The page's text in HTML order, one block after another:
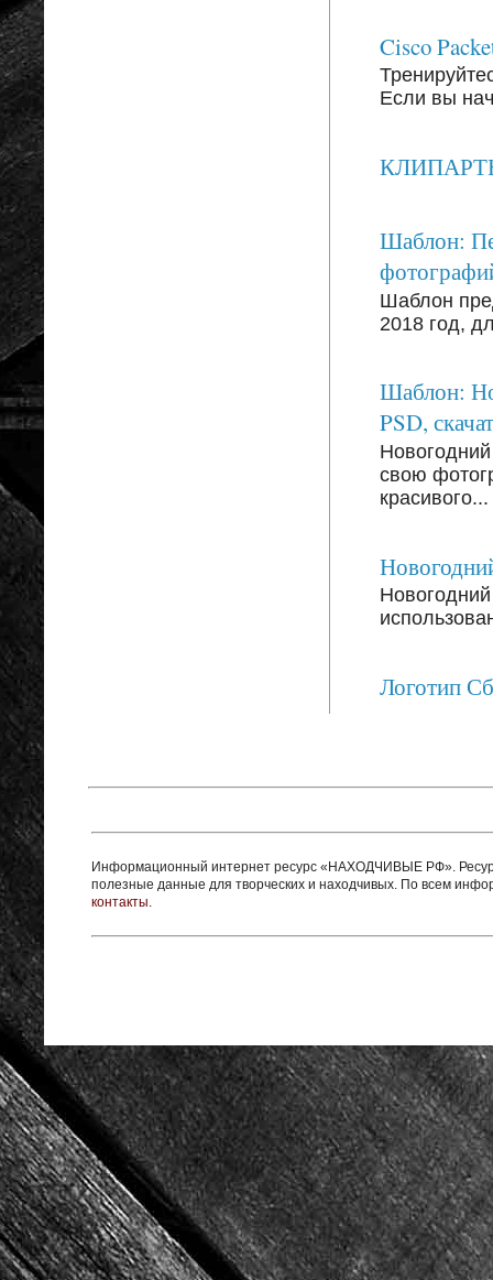
Cisco
Если вы
КЛИПАРТЫ:
Шаблон:
Шаблон
2018 год,
Шаблон:
PSD,
свою
красивого...
Логотип
Информационный интернет ресурс «НАХОДЧИВЫЕ РФ».
полезные данные для творческих и находчивых. По всем
контакты.